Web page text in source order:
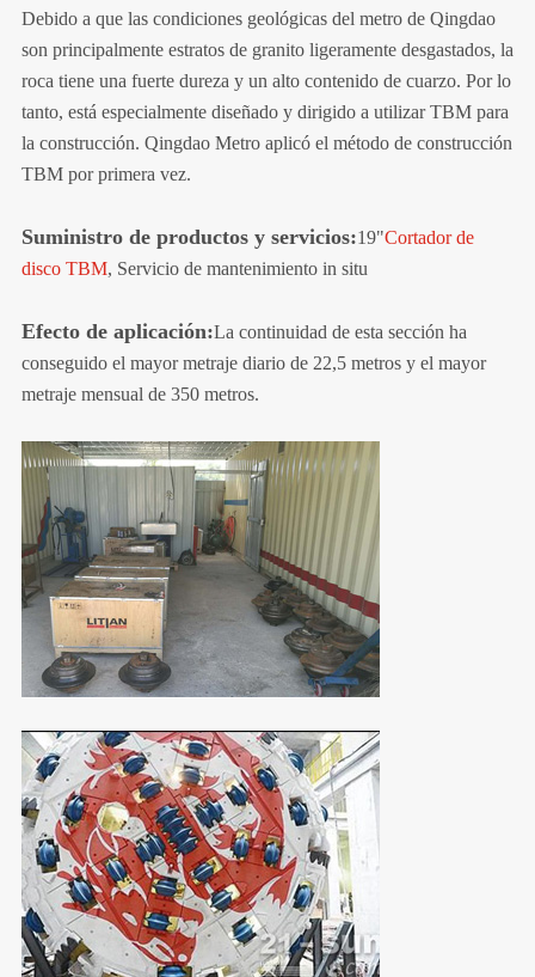
Debido a que las condiciones geológicas del metro de Qingdao
son principalmente estratos de granito ligeramente desgastados, la
roca tiene una fuerte dureza y un alto contenido de cuarzo. Por lo
tanto, está especialmente diseñado y dirigido a utilizar TBM para
la construcción. Qingdao Metro aplicó el método de construcción
TBM por primera vez.
Suministro de productos y servicios:19"Cortador de
disco TBM, Servicio de mantenimiento in situ
Efecto de aplicación:La continuidad de esta sección ha
conseguido el mayor metraje diario de 22,5 metros y el mayor
metraje mensual de 350 metros.